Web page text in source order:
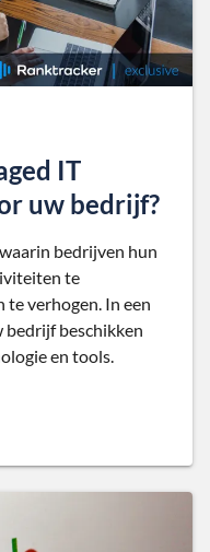
IT
uw bedrijf?
bedrijven hun
te
verhogen. In een
bedrijf beschikken
en tools.